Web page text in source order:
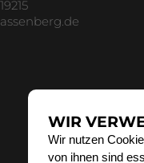
WIR
Wir nutzen
von ihnen sind